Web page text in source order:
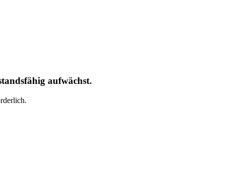
aufwächst.